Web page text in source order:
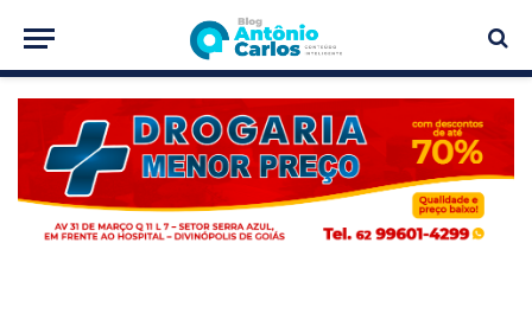
PUBLICIDADE